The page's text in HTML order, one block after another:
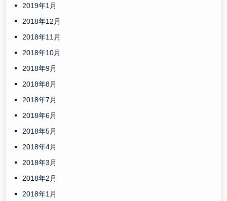
2019年1月
2018年12月
2018年11月
2018年10月
2018年9月
2018年8月
2018年7月
2018年6月
2018年5月
2018年4月
2018年3月
2018年2月
2018年1月